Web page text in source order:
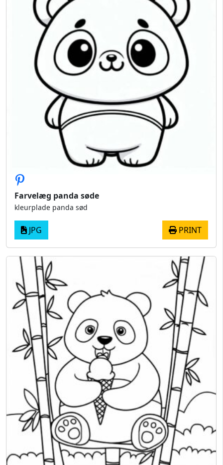
Farvelæg panda søde
kleurplade panda sød
JPG PRINT